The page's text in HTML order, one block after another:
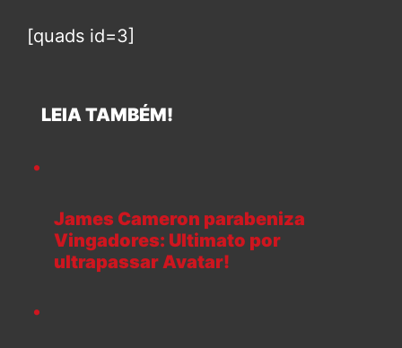
[quads id=3]
LEIA TAMBÉM!
James Cameron parabeniza
Vingadores: Ultimato por
ultrapassar Avatar!